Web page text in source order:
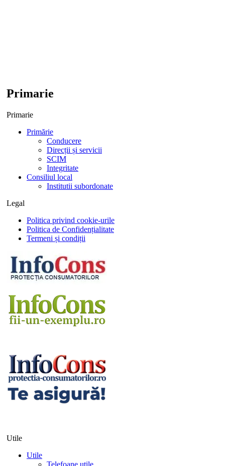
Primarie
Primarie
Primărie
Conducere
Direcții și servicii
SCIM
Integritate
Consiliul local
Institutii subordonate
Legal
Politica privind cookie-urile
Politica de Confidențialitate
Termeni și condiții
Utile
Utile